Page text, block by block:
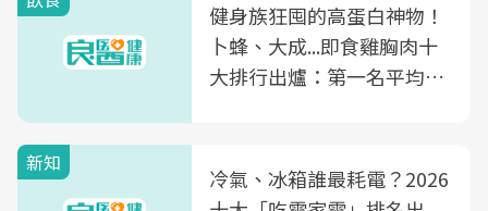
健身族狂囤的高蛋白神物！
卜蜂、大成...即食雞胸肉十
大排行出爐：第一名平均一
新知
冷氣、冰箱誰最耗電？2026